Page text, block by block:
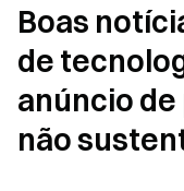
Boas
de
anúncio
não